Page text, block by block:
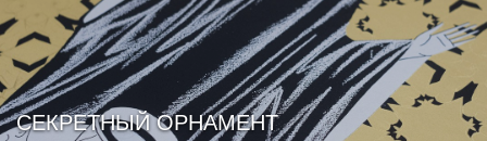
СЕКРЕТНЫЙ ОРНАМЕНТ